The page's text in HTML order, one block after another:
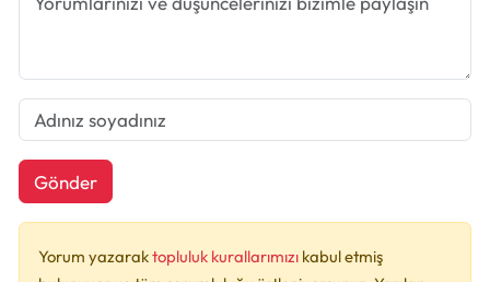
Gönder
Yorum yazaraktopluluk kurallarımızı kabul etmiş